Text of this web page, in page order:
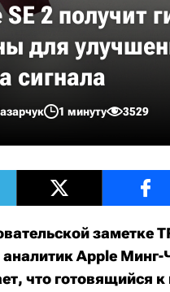
2 получит
для
сигнала
1 минуту 3529
заметке
Apple Минг-
что готовящийся